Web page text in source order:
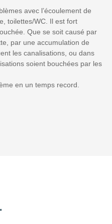
avec l’écoulement de
toilettes/WC. Il est fort
Que se soit causé par
par une accumulation de
les canalisations, ou dans
soient bouchées par les
en un temps record.